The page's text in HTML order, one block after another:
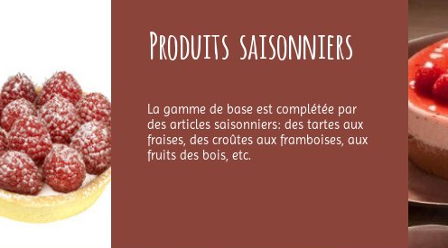
Produits saisonniers
La gamme de base est complétée par
des articles saisonniers: des tartes aux
fraises, des croûtes aux framboises, aux
fruits des bois, etc.